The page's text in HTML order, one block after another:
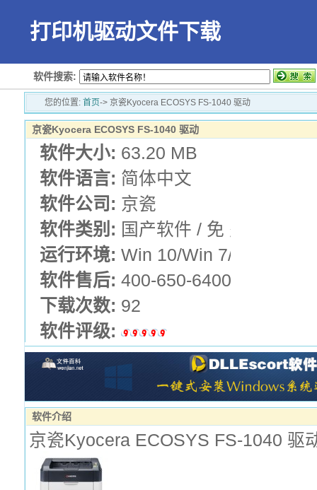
打印机驱动文件下载
软件搜索:
您的位置:首页-> 京瓷Kyocera ECOSYS FS-1040 驱动
京瓷Kyocera ECOSYS FS-1040 驱动
软件大小: 63.20 MB
软件语言: 简体中文
软件公司: 京瓷
软件类别: 国产软件 / 免 费 版 / 京
运行环境: Win 10/Win 7/Win XP
软件售后: 400-650-6400
下载次数: 92
软件评级:
软件介绍
京瓷Kyocera ECOSYS FS-1040 驱